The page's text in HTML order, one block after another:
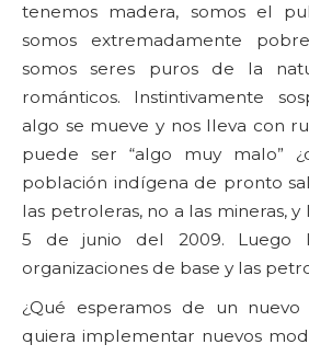
tenemos madera, somos el
somos extremadamente
somos seres puros de la
románticos. Instintivamente
algo se mueve y nos lleva con
puede ser “algo muy malo”
población indígena de pronto
las petroleras, no a las mineras,
5 de junio del 2009. Luego
organizaciones de base y las
¿Qué esperamos de un nuevo
quiera implementar nuevos